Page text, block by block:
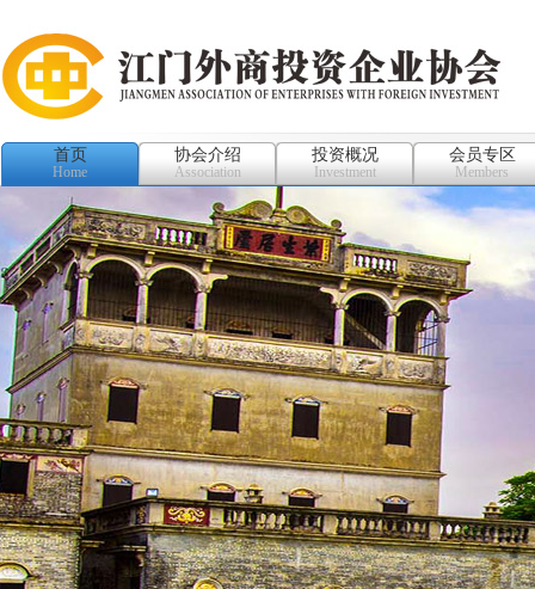
首页
Home
协会介绍
Association
投资概况
Investment
会员专区
Members